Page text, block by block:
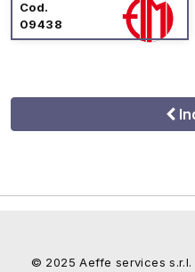
Cod.
09438
© 2025 Aeffe services s.r.l.